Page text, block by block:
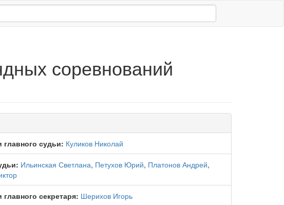
соревнований
главного судьи: Куликов Николай
Ильинская Светлана, Петухов Юрий, Платонов Андрей,
главного секретаря: Шерихов Игорь